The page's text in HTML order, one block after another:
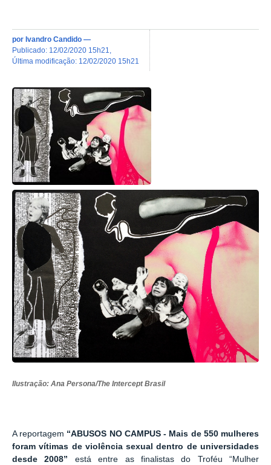
por Ivandro Candido —
publicado: 12/02/2020 15h21
última modificação: 12/02/2020 15h21
Ilustração: Ana Persona/The Intercept Brasil
A reportagem “ABUSOS NO CAMPUS - Mais de 550 mulheres
foram vítimas de violência sexual dentro de universidades
desde 2008” está entre as finalistas do Troféu “Mulher